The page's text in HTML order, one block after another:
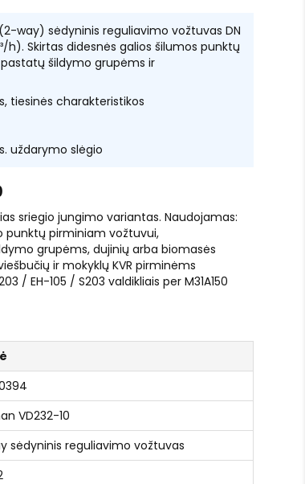
way) sėdyninis reguliavimo vožtuvas DN
h). Skirtas didesnės galios šilumos punktų
šildymo grupėms ir
tiesinės charakteristikos
uždarymo slėgio
sriegio jungimo variantas. Naudojamas:
punktų pirminiam vožtuvui,
grupėms, dujinių arba biomasės
ir mokyklų KVR pirminėms
/ EH-105 / S203 valdikliais per M31A150
VD232-10
sėdyninis reguliavimo vožtuvas